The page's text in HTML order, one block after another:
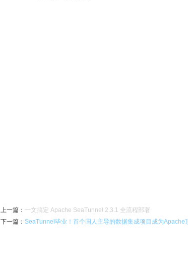
上一篇 ： 一文搞定 Apache SeaTunnel 2.3.1 全流程部署
下一篇 ： SeaTunnel毕业！首个国人主导的数据集成项目成为Apache